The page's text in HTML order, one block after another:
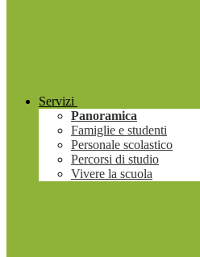
Servizi
Panoramica
Famiglie e studenti
Personale scolastico
Percorsi di studio
Vivere la scuola